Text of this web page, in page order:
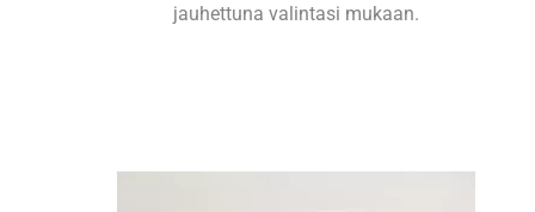
jauhettuna valintasi mukaan.